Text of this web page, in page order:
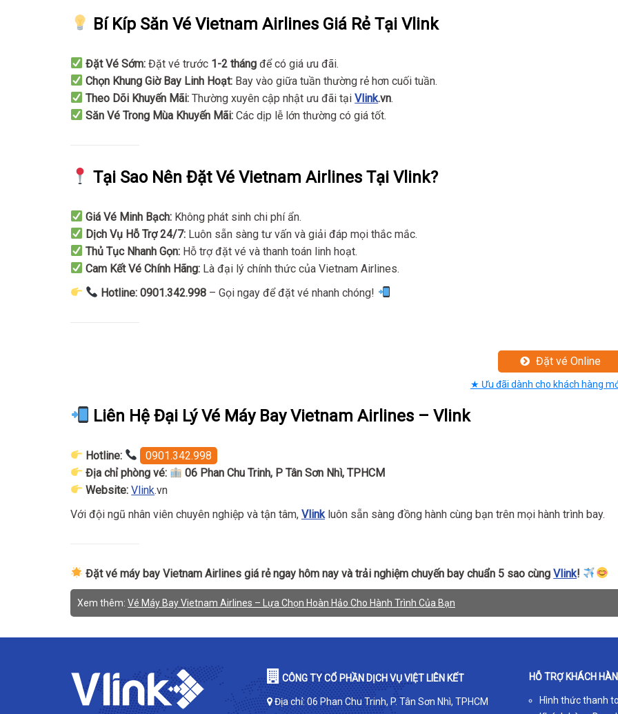
Bí Kíp Săn Vé Vietnam Airlines Giá Rẻ Tại Vlink
Đặt Vé Sớm: Đặt vé trước 1-2 tháng để có giá ưu đãi.
Chọn Khung Giờ Bay Linh Hoạt: Bay vào giữa tuần thường rẻ hơn cuối tuần.
Theo Dõi Khuyến Mãi: Thường xuyên cập nhật ưu đãi tạiVlink.vn.
Săn Vé Trong Mùa Khuyến Mãi: Các dịp lễ lớn thường có giá tốt.
Tại Sao Nên Đặt Vé Vietnam Airlines Tại Vlink?
Giá Vé Minh Bạch: Không phát sinh chi phí ẩn.
Dịch Vụ Hỗ Trợ 24/7: Luôn sẵn sàng tư vấn và giải đáp mọi thắc mắc.
Thủ Tục Nhanh Gọn: Hỗ trợ đặt vé và thanh toán linh hoạt.
Cam Kết Vé Chính Hãng: Là đại lý chính thức của Vietnam Airlines.
Hotline: 0901.342.998 – Gọi ngay để đặt vé nhanh chóng!
Đặt vé Online
★ Ưu đãi dành cho khách hàng
Liên Hệ Đại Lý Vé Máy Bay Vietnam Airlines – Vlink
Hotline:
0901.342.998
Địa chỉ phòng vé:
06 Phan Chu Trinh, P Tân Sơn Nhì, TPHCM
Website: Vlink.vn
Với đội ngũ nhân viên chuyên nghiệp và tận tâm, Vlinkluôn sẵn sàng đồng hành cùng bạn trên mọi hành trình bay.
Đặt vé máy bay Vietnam Airlines giá rẻ ngay hôm nay và trải nghiệm chuyến bay chuẩn 5 sao cùngVlink!
Xem thêm: Vé Máy Bay Vietnam Airlines – Lựa Chọn Hoàn Hảo Cho Hành Trình Của Bạn
CÔNG TY CỔ PHẦN DỊCH VỤ VIỆT LIÊN KẾT
Địa chỉ: 06 Phan Chu Trinh, P. Tân Sơn Nhì, TPHCM
HỖ TRỢ KHÁCH
Hình thức thanh